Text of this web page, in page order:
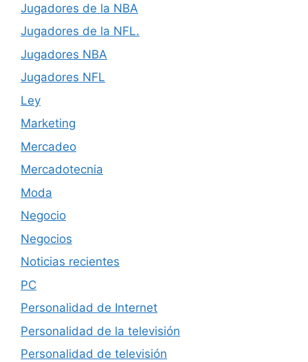
Jugadores de la NBA
Jugadores de la NFL.
Jugadores NBA
Jugadores NFL
Ley
Marketing
Mercadeo
Mercadotecnia
Moda
Negocio
Negocios
Noticias recientes
PC
Personalidad de Internet
Personalidad de la televisión
Personalidad de televisión